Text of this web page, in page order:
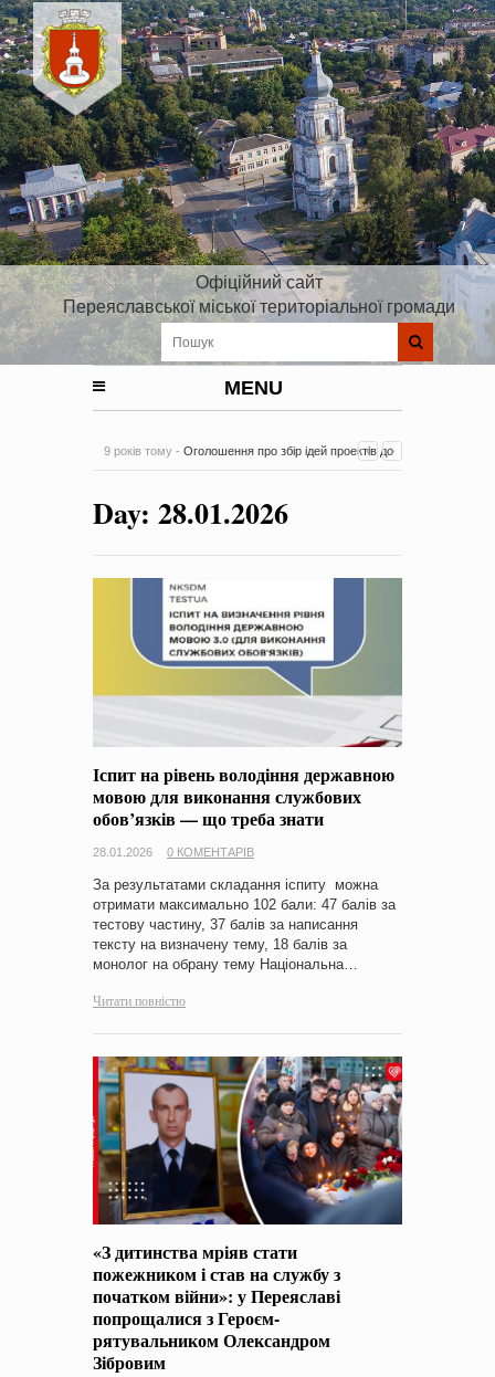
Офіційний сайт
Переяславської міської територіальної громади
MENU
9 років тому - Оголошення про збір ідей проектів до
на період 2018 – 2020 роки Оголошення про збір ідей
проектів
-0 Коментарів
Day: 28.01.2026
Іспит на рівень володіння державною
мовою для виконання службових
обов’язків — що треба знати
28.01.2026 0 КОМЕНТАРІВ
За результатами складання іспиту можна
отримати максимально 102 бали: 47 балів за
тестову частину, 37 балів за написання
тексту на визначену тему, 18 балів за
монолог на обрану тему Національна…
Читати повністю
«З дитинства мріяв стати
пожежником і став на службу з
початком війни»: у Переяславі
попрощалися з Героєм-
рятувальником Олександром
Зібровим